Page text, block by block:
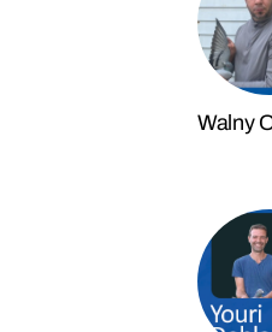
Walny